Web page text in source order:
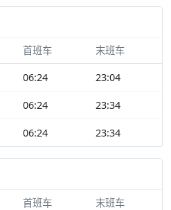
首班车 末班车
06:24 23:04
06:24 23:34
06:24 23:34
首班车 末班车